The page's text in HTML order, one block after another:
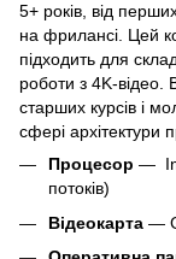
5+ років, від
на фрилансі. Цей
підходить для
роботи з 4K-відео.
старших курсів і
сфері архітектури
Процесор —
потоків)
Відеокарта —